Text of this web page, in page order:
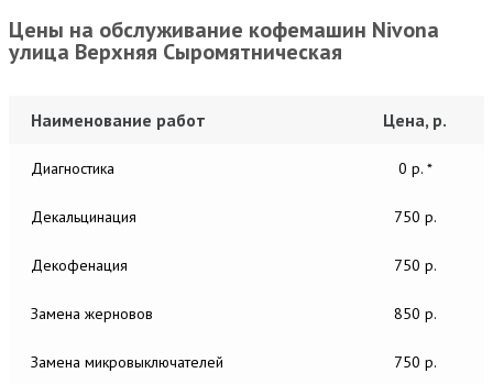
Цены на обслуживание кофемашин Nivona
улица Верхняя Сыромятническая
Наименование работ Цена, р.
Диагностика 0 р. *
Декальцинация 750 р.
Декофенация 750 р.
Замена жерновов 850 р.
Замена микровыключателей 750 р.